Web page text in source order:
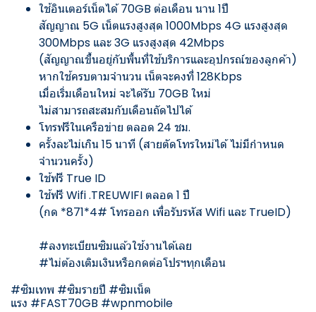
ใช้อินเตอร์เน็ตได้ 70GB ต่อเดือน นาน 1ปี
สัญญาณ 5G เน็ตแรงสูงสุด 1000Mbps 4G แรงสูงสุด
300Mbps และ 3G แรงสูงสุด 42Mbps
(สัญญาณขึ้นอยู่กับพื้นที่ใช้บริการและอุปกรณ์ของลูกค้า)
หากใช้ครบตามจำนวน เน็ตจะคงที่ 128Kbps
เมื่อเริ่มเดือนใหม่ จะได้รับ 70GB ใหม่
ไม่สามารถสะสมกับเดือนถัดไปได้
โทรฟรีในเครือข่าย ตลอด 24 ชม.
ครั้งละไม่เกิน 15 นาที (สายตัดโทรใหม่ได้ ไม่มีกำหนด
จำนวนครั้ง)
ใช้ฟรี True ID
ใช้ฟรี Wifi .TREUWIFI ตลอด 1 ปี
(กด *871*4# โทรออก เพื่อรับรหัส Wifi และ TrueID)
#ลงทะเบียนซิมแล้วใช้งานได้เลย
#ไม่ต้องเติมเงินหรือกดต่อโปรฯทุกเดือน
#ซิมเทพ #ซิมรายปี #ซิมเน็ต
แรง #FAST70GB #wpnmobile